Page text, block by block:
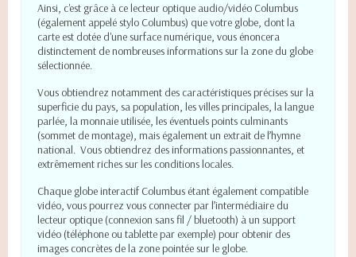
Ainsi, c'est grâce à ce lecteur optique audio/vidéo Columbus
(également appelé stylo Columbus) que votre globe, dont la
carte est dotée d'une surface numérique, vous énoncera
distinctement de nombreuses informations sur la zone du globe
sélectionnée.
Vous obtiendrez notamment des caractéristiques précises sur la
superficie du pays, sa population, les villes principales, la langue
parlée, la monnaie utilisée, les éventuels points culminants
(sommet de montage), mais également un extrait de l’hymne
national. Vous obtiendrez des informations passionnantes, et
extrêmement riches sur les conditions locales.
Chaque globe interactif Columbus étant également compatible
vidéo, vous pourrez vous connecter par l’intermédiaire du
lecteur optique (connexion sans fil / bluetooth) à un support
vidéo (téléphone ou tablette par exemple) pour obtenir des
images concrètes de la zone pointée sur le globe.